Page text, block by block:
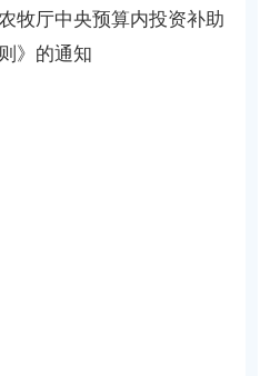
牧厅中央预算内投资补助
》的通知